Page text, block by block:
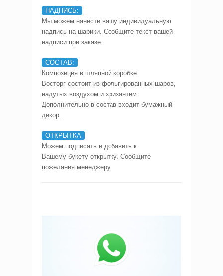
НАДПИСЬ:
Мы можем нанести вашу индивидуальную
надпись на шарики. Сообщите текст вашей
надписи при заказе.
СОСТАВ:
Композиция в шляпной коробке
Восторг состоит из фольгированных шаров,
надутых воздухом и хризантем.
Дополнительно в состав входит бумажный
декор.
ОТКРЫТКА
Можем подписать и добавить к
Вашему букету открытку. Сообщите
пожелания менеджеру.